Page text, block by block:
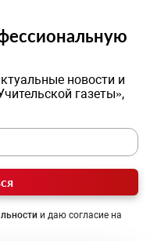
новости и
газеты»,
и даю согласие на